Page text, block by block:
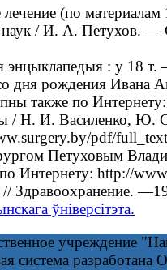
(по
наук / И. А. Петухов. —
энцыклапедыя : у
дня рождения
по Интернету:
/ Н. И. Василенко,
pdf/
Петуховым
http://
// Здравоохранение.
ўніверсітэта.
учреждение
система